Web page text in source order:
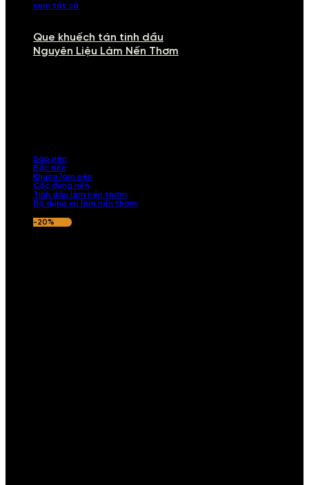
xem tất cả
Que khuếch tán tinh dầu
Nguyên Liệu Làm Nến Thơm
Sáp nến
Bấc nến
Khuôn làm nến
Cốc đựng nến
Tinh dầu làm nến thơm
Bộ dụng cụ làm nến thơm
-20%